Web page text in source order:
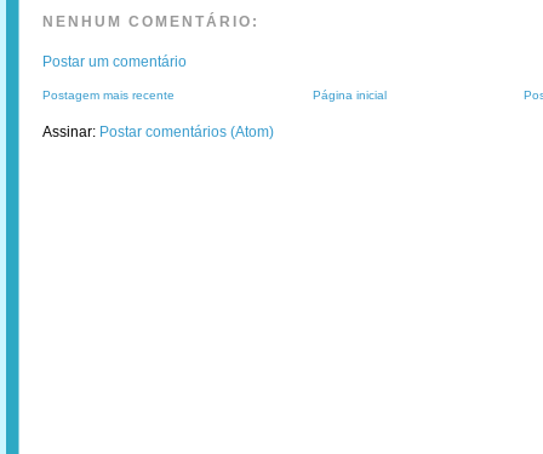
NENHUM COMENTÁRIO:
Postar um comentário
Postagem mais recente Página inicial
Assinar: Postar comentários (Atom)